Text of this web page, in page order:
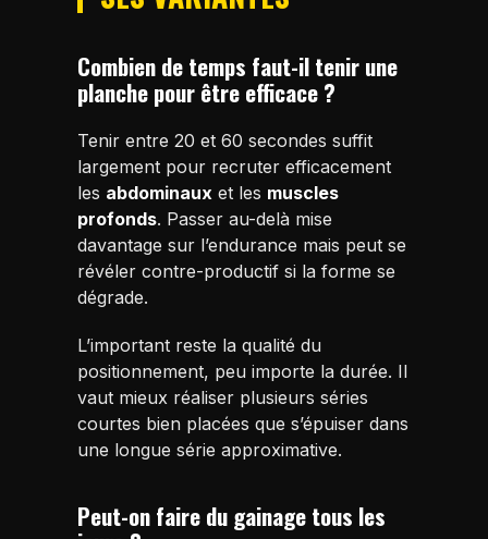
Combien de temps faut-il tenir une
planche pour être efficace ?
Tenir entre 20 et 60 secondes suffit
largement pour recruter efficacement
les abdominaux et les muscles
profonds. Passer au-delà mise
davantage sur l’endurance mais peut se
révéler contre-productif si la forme se
dégrade.
L’important reste la qualité du
positionnement, peu importe la durée. Il
vaut mieux réaliser plusieurs séries
courtes bien placées que s’épuiser dans
une longue série approximative.
Peut-on faire du gainage tous les